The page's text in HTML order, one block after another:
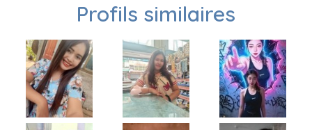
Profils similaires